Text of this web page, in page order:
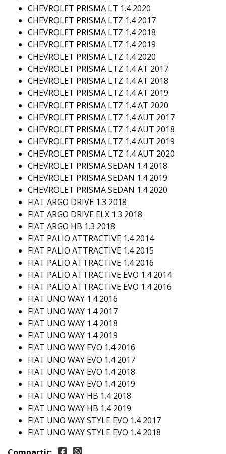
CHEVROLET PRISMA LT 1.4 2020
CHEVROLET PRISMA LTZ 1.4 2017
CHEVROLET PRISMA LTZ 1.4 2018
CHEVROLET PRISMA LTZ 1.4 2019
CHEVROLET PRISMA LTZ 1.4 2020
CHEVROLET PRISMA LTZ 1.4 AT 2017
CHEVROLET PRISMA LTZ 1.4 AT 2018
CHEVROLET PRISMA LTZ 1.4 AT 2019
CHEVROLET PRISMA LTZ 1.4 AT 2020
CHEVROLET PRISMA LTZ 1.4 AUT 2017
CHEVROLET PRISMA LTZ 1.4 AUT 2018
CHEVROLET PRISMA LTZ 1.4 AUT 2019
CHEVROLET PRISMA LTZ 1.4 AUT 2020
CHEVROLET PRISMA SEDAN 1.4 2018
CHEVROLET PRISMA SEDAN 1.4 2019
CHEVROLET PRISMA SEDAN 1.4 2020
FIAT ARGO DRIVE 1.3 2018
FIAT ARGO DRIVE ELX 1.3 2018
FIAT ARGO HB 1.3 2018
FIAT PALIO ATTRACTIVE 1.4 2014
FIAT PALIO ATTRACTIVE 1.4 2015
FIAT PALIO ATTRACTIVE 1.4 2016
FIAT PALIO ATTRACTIVE EVO 1.4 2014
FIAT PALIO ATTRACTIVE EVO 1.4 2016
FIAT UNO WAY 1.4 2016
FIAT UNO WAY 1.4 2017
FIAT UNO WAY 1.4 2018
FIAT UNO WAY 1.4 2019
FIAT UNO WAY EVO 1.4 2016
FIAT UNO WAY EVO 1.4 2017
FIAT UNO WAY EVO 1.4 2018
FIAT UNO WAY EVO 1.4 2019
FIAT UNO WAY HB 1.4 2018
FIAT UNO WAY HB 1.4 2019
FIAT UNO WAY STYLE EVO 1.4 2017
FIAT UNO WAY STYLE EVO 1.4 2018